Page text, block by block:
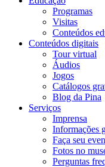
Programas
Visitas
Conteúdos
Conteúdos digitais
Tour virtual
Áudios
Jogos
Catálogos
Blog da Pina
Serviços
Imprensa
Informações
Faça seu
Fotos no
Perguntas